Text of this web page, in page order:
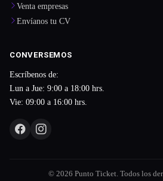
Venta empresas
Envíanos tu CV
CONVERSEMOS
Escríbenos de:
Lun a Jue: 9:00 a 18:00 hrs.
Vie: 09:00 a 16:00 hrs.
© 2026 Punto Ticket. Todos los